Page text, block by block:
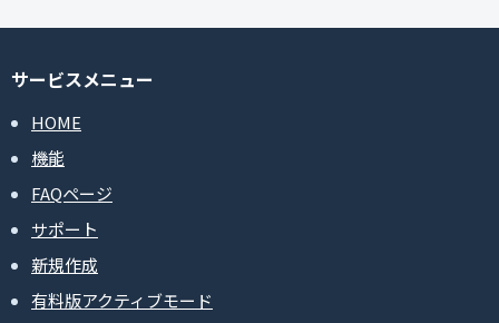
サービスメニュー
HOME
機能
FAQページ
サポート
新規作成
有料版アクティブモード